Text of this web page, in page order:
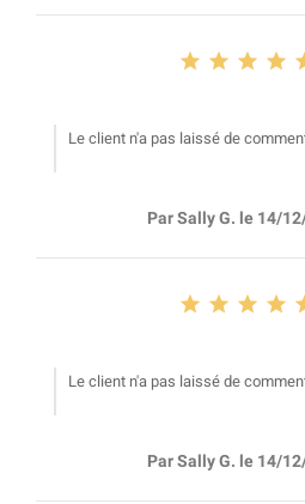
   
Le client n'a pas laissé de
Par Sally G. le 14/
   
Le client n'a pas laissé de
Par Sally G. le 14/